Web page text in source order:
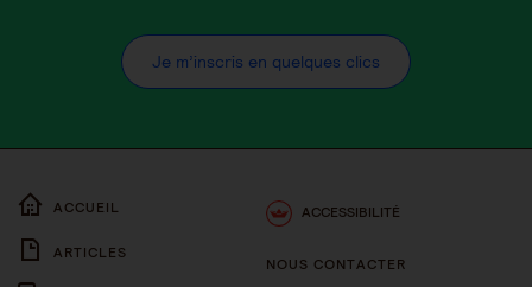
Je m’inscris en quelques clics
ACCUEIL
ARTICLES
ACCESSIBILITÉ
NOUS CONTACTER